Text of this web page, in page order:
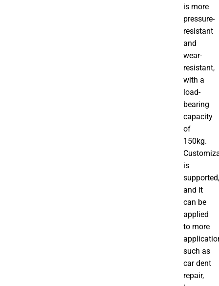
is more
pressure-
resistant
and
wear-
resistant,
with a
load-
bearing
capacity
of
150kg.
is
supported,
and it
can be
applied
to more
such as
car dent
repair,